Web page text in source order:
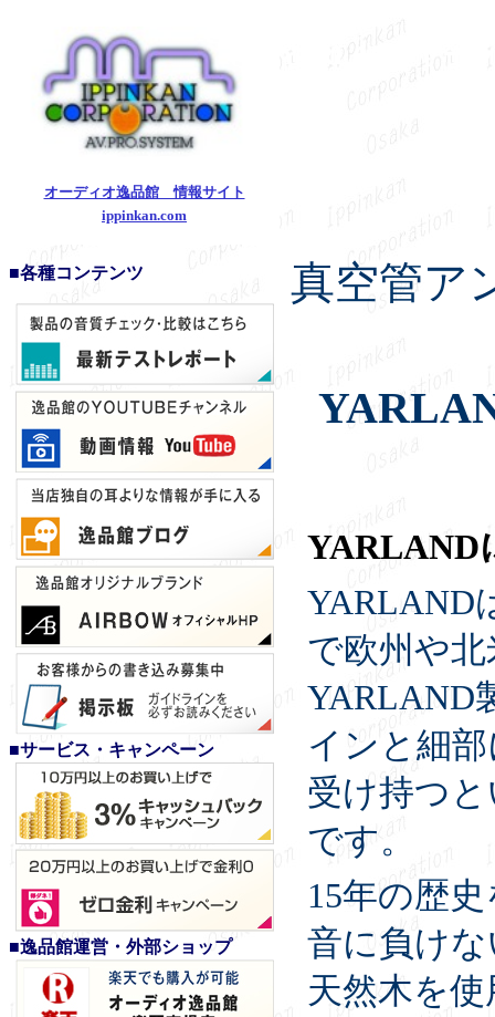
オーディオ逸品館 情報サイト
ippinkan.com
■各種コンテンツ
■サービス・キャンペーン
■逸品館運営・外部ショップ
真空管
YARLAND
YARLAND
で欧州や
YARLAND
インと細
受け持つ
です。
15年の歴
音に負け
天然木を